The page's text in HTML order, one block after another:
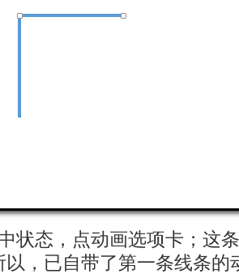
状态，点动画选项卡；这
以，已自带了第一条线条的